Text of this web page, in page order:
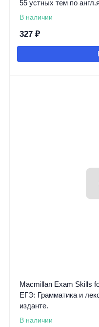
55 устных тем по
В наличии
327 ₽
Macmillan Exam Skills
ЕГЭ: Грамматика и
изданте.
В наличии